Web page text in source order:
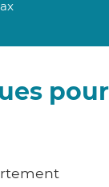
pour